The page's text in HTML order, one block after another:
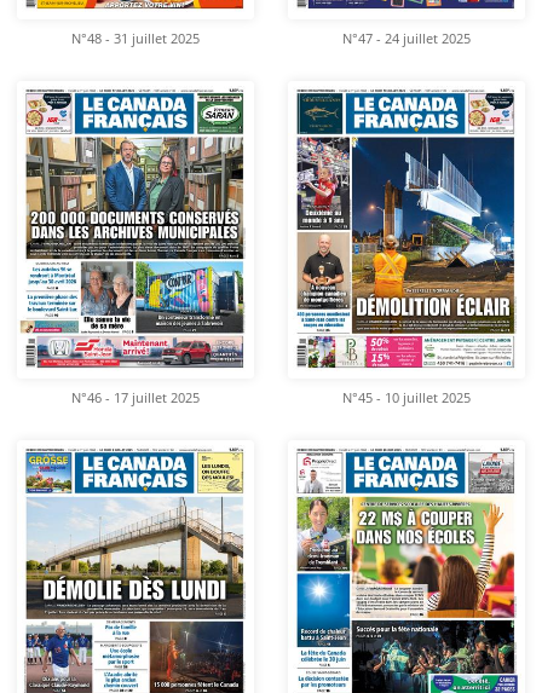
N°48 - 31 juillet 2025 N°47 - 24 juillet 2025
N°46 - 17 juillet 2025 N°45 - 10 juillet 2025